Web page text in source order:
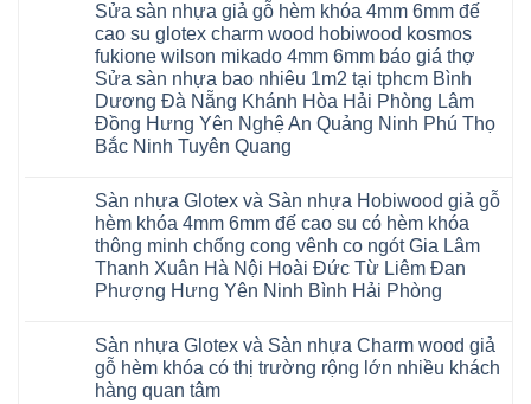
bình
luận
ở
Sàn
gỗ
AURUM
Floor
Báo
giá
Sàn
Floor
nhập
khẩu
Malaysia
14
AI
RUM
AI
35
AI
Sửa sàn nhựa giả gỗ hèm khóa 4mm 6mm đế
cao su glotex charm wood hobiwood kosmos
fukione wilson mikado 4mm 6mm báo giá thợ
Sửa sàn nhựa bao nhiêu 1m2 tại tphcm Bình
Dương Đà Nẵng Khánh Hòa Hải Phòng Lâm
Đồng Hưng Yên Nghệ An Quảng Ninh Phú Thọ
Bắc Ninh Tuyên Quang
bình
luận
ở
Sửa
sàn
nhựa
giả
khóa
4mm
6mm
đế
cao
Sàn nhựa Glotex và Sàn nhựa Hobiwood giả gỗ
hèm khóa 4mm 6mm đế cao su có hèm khóa
thông minh chống cong vênh co ngót Gia Lâm
Thanh Xuân Hà Nội Hoài Đức Từ Liêm Đan
Phượng Hưng Yên Ninh Bình Hải Phòng
bình
luận
ở
Sàn
Sàn nhựa Glotex và Sàn nhựa Charm wood giả
gỗ hèm khóa có thị trường rộng lớn nhiều khách
hàng quan tâm